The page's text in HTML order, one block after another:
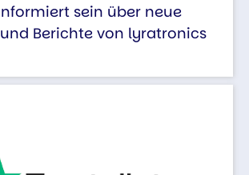
sein über neue
Berichte von lyratronics